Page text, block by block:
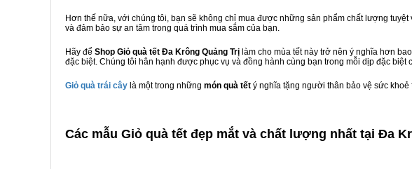
Hơn thế nữa, với chúng tôi, bạn sẽ không chỉ mua được những sản phẩm chất lượng
và đảm bảo sự an tâm trong quá trình mua sắm của bạn.
Hãy để Shop Giỏ quà tết Đa Krông Quảng Trị làm cho mùa tết này trở nên ý nghĩa hơn
đặc biệt. Chúng tôi hân hạnh được phục vụ và đồng hành cùng bạn trong mỗi dịp đặc biệt
Giỏ quà trái cây là một trong những món quà tết ý nghĩa tặng người thân bảo vệ sức khoẻ
Các mẫu Giỏ quà tết đẹp mắt và chất lượng nhất tại Đa